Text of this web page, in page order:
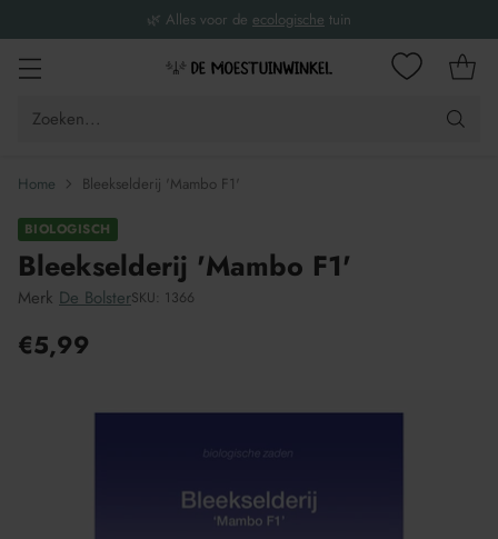
🌿 Alles voor de ecologische tuin
Zoeken...
Home Bleekselderij 'Mambo F1'
BIOLOGISCH
Bleekselderij 'Mambo F1'
Merk De BolsterSKU: 1366
Adviesprijs
€5,99